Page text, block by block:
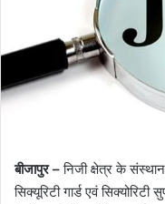
बीजापुर –निजी क्षेत्र के संस्थान
सिक्यूरिटी गार्ड एवं